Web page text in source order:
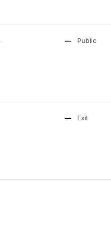
— Public
— Exit